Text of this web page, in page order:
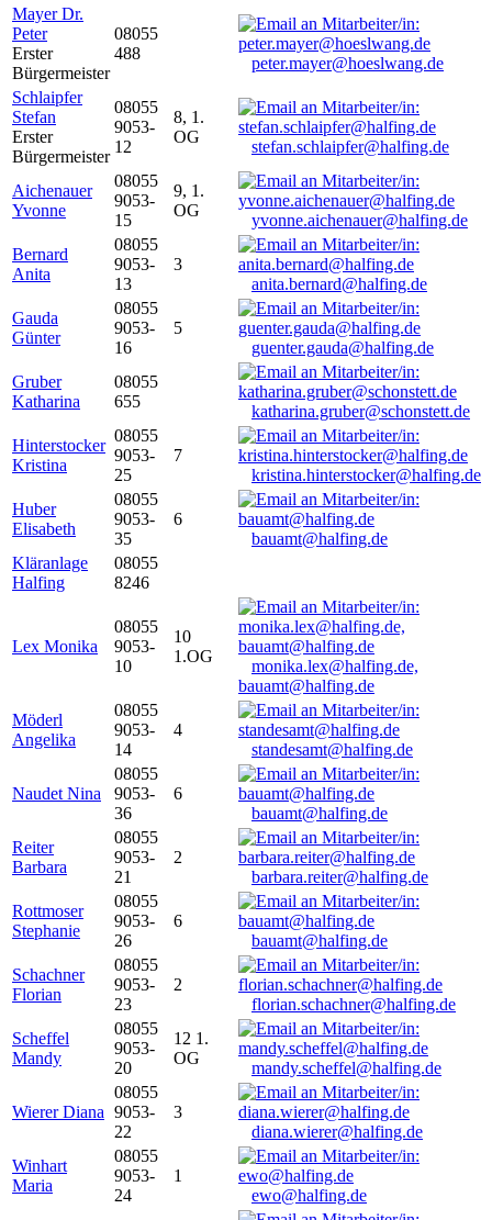
Mayer Dr.
Peter
Erster
Bürgermeister
08055
488
peter.mayer@hoeslwang.de
Schlaipfer
Stefan
Erster
Bürgermeister
08055
9053-
12
8, 1.
OG
stefan.schlaipfer@halfing.de
Aichenauer
Yvonne
08055
9053-
15
9, 1.
OG
yvonne.aichenauer@halfing.de
Bernard
Anita
08055
9053-
13
3
anita.bernard@halfing.de
Gauda
Günter
08055
9053-
16
5
guenter.gauda@halfing.de
Gruber
Katharina
08055
655
katharina.gruber@schonstett.de
Hinterstocker
Kristina
08055
9053-
25
7
kristina.hinterstocker@halfing.de
Huber
Elisabeth
08055
9053-
35
6
bauamt@halfing.de
Kläranlage
Halfing
08055
8246
Lex Monika
08055
9053-
10
10
1.OG
monika.lex@halfing.de,
bauamt@halfing.de
Möderl
Angelika
08055
9053-
14
4
standesamt@halfing.de
Naudet Nina
08055
9053-
36
6
bauamt@halfing.de
Reiter
Barbara
08055
9053-
21
2
barbara.reiter@halfing.de
Rottmoser
Stephanie
08055
9053-
26
6
bauamt@halfing.de
Schachner
Florian
08055
9053-
23
2
florian.schachner@halfing.de
Scheffel
Mandy
08055
9053-
20
12 1.
OG
mandy.scheffel@halfing.de
Wierer Diana
08055
9053-
22
3
diana.wierer@halfing.de
Winhart
Maria
08055
9053-
24
1
ewo@halfing.de